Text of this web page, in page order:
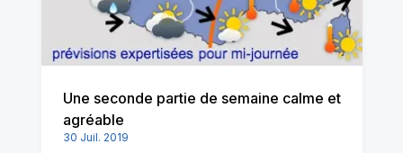
Une seconde partie de semaine calme et
agréable
30 Juil. 2019